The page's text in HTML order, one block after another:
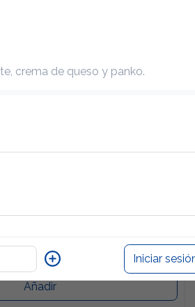
Unidades
aguacate, kimchee y
Añadir
crema de queso y panko.
Iniciar